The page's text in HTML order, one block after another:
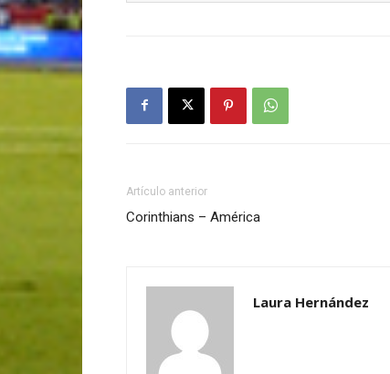
Artículo anterior
Corinthians – América
Laura Hernández